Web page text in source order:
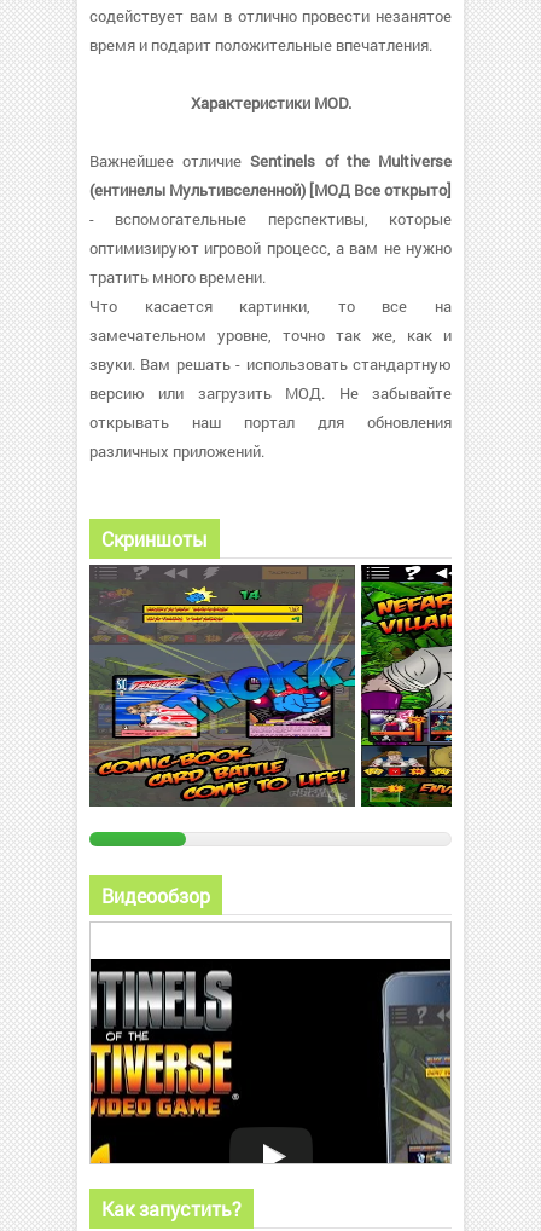
содействует вам в отлично провести незанятое
время и подарит положительные впечатления.
Характеристики MOD.
Важнейшее отличиеSentinels of the Multiverse
(ентинелы Мультивселенной) [МОД Все открыто]
- вспомогательные перспективы, которые
оптимизируют игровой процесс, а вам не нужно
тратить много времени.
Что касается картинки, то все на
замечательном уровне, точно так же, как и
звуки. Вам решать - использовать стандартную
версию или загрузить МОД. Не забывайте
открывать наш портал для обновления
различных приложений.
Скриншоты
Видеообзор
Как запустить?